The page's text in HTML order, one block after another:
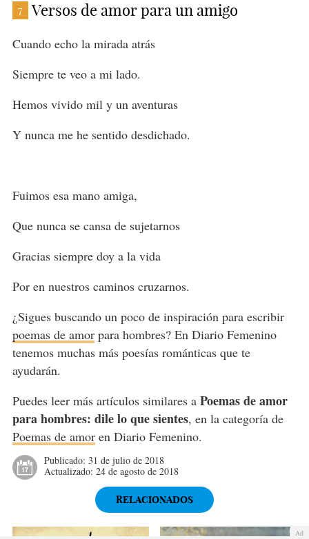
7 Versos de amor para un amigo
Cuando echo la mirada atrás
Siempre te veo a mi lado.
Hemos vivido mil y un aventuras
Y nunca me he sentido desdichado.
Fuimos esa mano amiga,
Que nunca se cansa de sujetarnos
Gracias siempre doy a la vida
Por en nuestros caminos cruzarnos.
¿Sigues buscando un poco de inspiración para escribir
poemas de amorpara hombres? En Diario Femenino
tenemos muchas más poesías románticas que te
ayudarán.
Puedes leer más artículos similares a Poemas de amor
para hombres: dile lo que sientes, en la categoría de
Poemas de amoren Diario Femenino.
Publicado: 31 de julio de 2018
Actualizado: 24 de agosto de 2018
RELACIONADOS
Ad